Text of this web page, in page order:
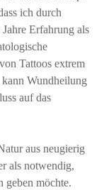
ich durch
Erfahrung als
Tattoos extrem
Wundheilung
auf das
aus neugierig
als notwendig,
möchte.